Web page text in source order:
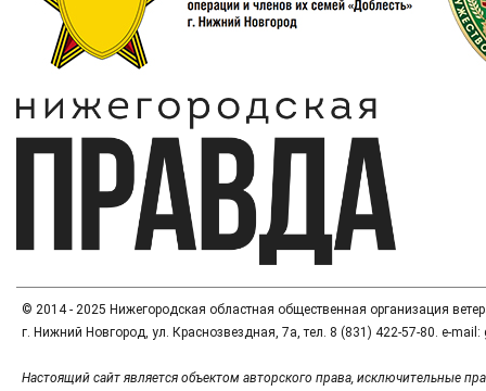
© 2014 - 2025 Нижегородская областная общественная организация
г. Нижний Новгород, ул. Краснозвездная, 7а, тел. 8 (831) 422-57-80. e-
Настоящий сайт является объектом авторского права, исключительные